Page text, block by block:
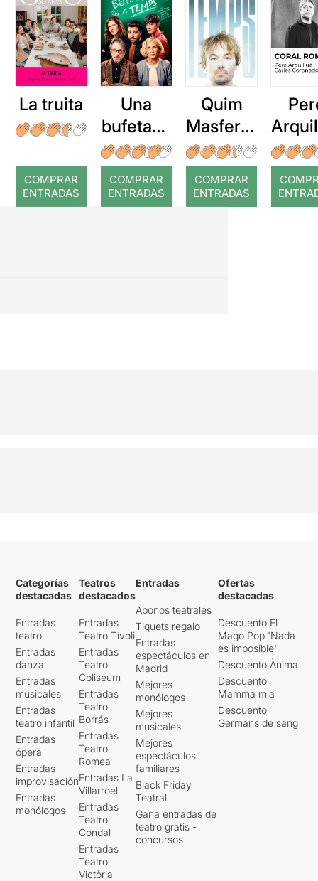
La truita
COMPRAR
ENTRADAS
Una
bufetada
a temps
COMPRAR
ENTRADAS
Quim
Masferre
r: Temps
COMPRAR
ENTRADAS
:
Categorías
destacadas
Entradas
teatro
Entradas
danza
Entradas
musicales
Entradas
teatro infantil
Entradas
ópera
Entradas
improvisación
Entradas
monólogos
Teatros
destacados
Entradas
Teatro Tívoli
Entradas
Teatro
Coliseum
Entradas
Teatro
Borrás
Entradas
Teatro
Romea
Entradas La
Villarroel
Entradas
Teatro
Condal
Entradas
Teatro
Victòria
Entradas
Abonos teatrales
Tiquets regalo
Entradas
espectáculos en
Madrid
Mejores
monólogos
Mejores
musicales
Mejores
espectáculos
familiares
Black Friday
Teatral
Gana entradas de
teatro gratis -
concursos
Ofertas
destacadas
Descuento El
Mago Pop 'Nada
es imposible'
Descuento Ànima
Descuento
Mamma mia
Descuento
Germans de sang